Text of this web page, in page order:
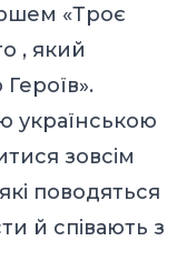
«Троє
, який
українською
зовсім
поводяться
й співають з